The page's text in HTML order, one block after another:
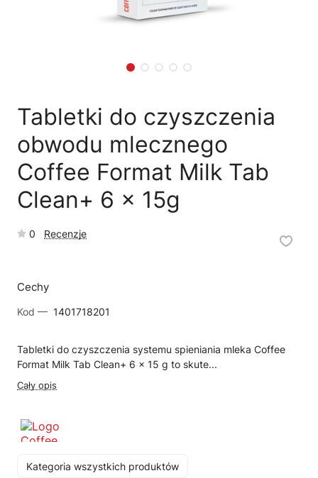
Tabletki do czyszczenia
obwodu mlecznego
Coffee Format Milk Tab
Clean+ 6 x 15g
0 Recenzje
Cechy
Kod — 1401718201
Tabletki do czyszczenia systemu spieniania mleka Coffee
Format Milk Tab Clean+ 6 × 15 g to skute...
Cały opis
Kategoria wszystkich produktów
Jak kupić w sklepie?